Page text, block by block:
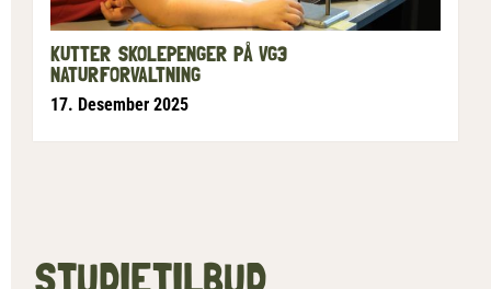
KUTTER SKOLEPENGER PÅ VG3
NATURFORVALTNING
17. Desember 2025